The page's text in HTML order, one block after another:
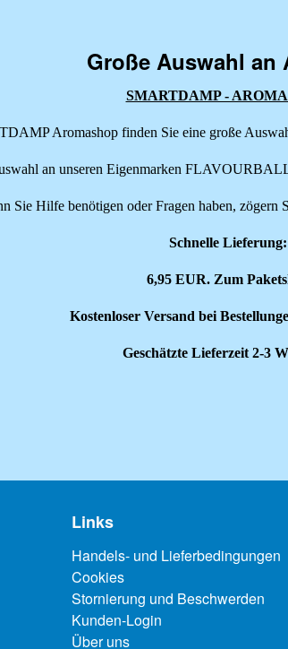
Große Auswahl an
SMARTDAMP -
Aromashop finden Sie eine große
an unseren Eigenmarken
Sie Hilfe benötigen oder Fragen haben, zögern
Schnelle Lieferung:
6,95 EUR. Zum
Kostenloser Versand bei
Geschätzte Lieferzeit 2-3
Links
Handels- und Lieferbedingungen
Cookies
Stornierung und Beschwerden
Kunden-Login
Über uns